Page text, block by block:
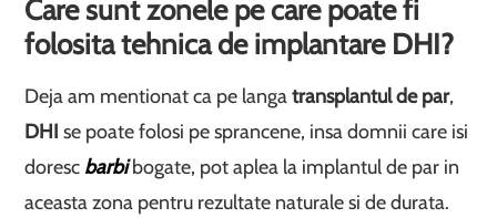
Care sunt zonele pe care poate fi
folosita tehnica de implantare DHI?
Deja am mentionat ca pe langatransplantul de par,
DHI se poate folosi pe sprancene, insa domnii care isi
doresc barbibogate, pot aplea la implantul de par in
aceasta zona pentru rezultate naturale si de durata.